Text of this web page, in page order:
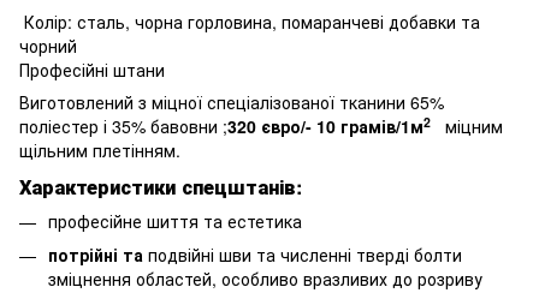
Колір: сталь, чорна горловина, помаранчеві добавки та
чорний
Професійні штани
Виготовлений з міцної спеціалізованої тканини 65%
поліестер і 35% бавовни ;320 євро/- 10 грамів/1м2
міцним
щільним плетінням.
Характеристики спецштанів:
професійне шиття та естетика
потрійні та подвійні шви та численні тверді болти
зміцнення областей, особливо вразливих до розриву